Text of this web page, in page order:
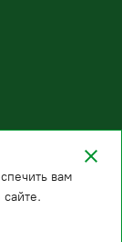
15
вам